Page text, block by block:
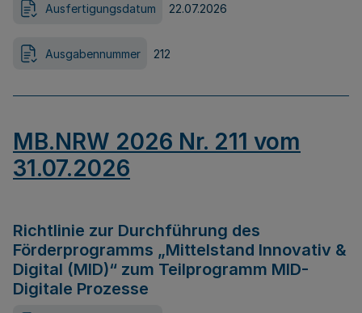
Ausfertigungsdatum 22.07.2026
Ausgabennummer 212
MB.NRW 2026 Nr. 211 vom
31.07.2026
Richtlinie zur Durchführung des
Förderprogramms „Mittelstand Innovativ &
Digital (MID)“ zum Teilprogramm MID-
Digitale Prozesse